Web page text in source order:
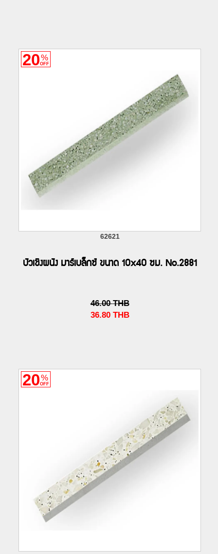
20%
OFF
62621
บัวเชิงผนัง มาร์เบล็กซ์ ขนาด 10x40 ซม. No.2881
46.00 THB
36.80 THB
20%
OFF